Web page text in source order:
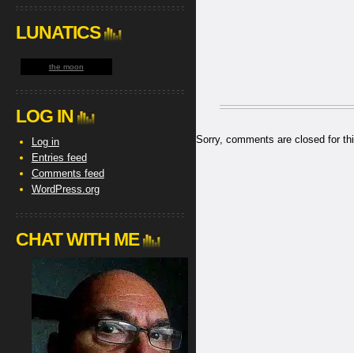
Sorry, comments are closed for
LUNATICS
the moon
LOG IN
Log in
Entries feed
Comments feed
WordPress.org
CHAT WITH ME